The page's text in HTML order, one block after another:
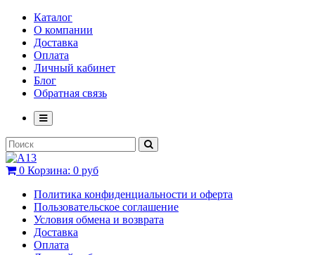
Каталог
О компании
Доставка
Оплата
Личный кабинет
Блог
Обратная связь
0 Корзина: 0 руб
Политика конфиденциальности и оферта
Пользовательское соглашение
Условия обмена и возврата
Доставка
Оплата